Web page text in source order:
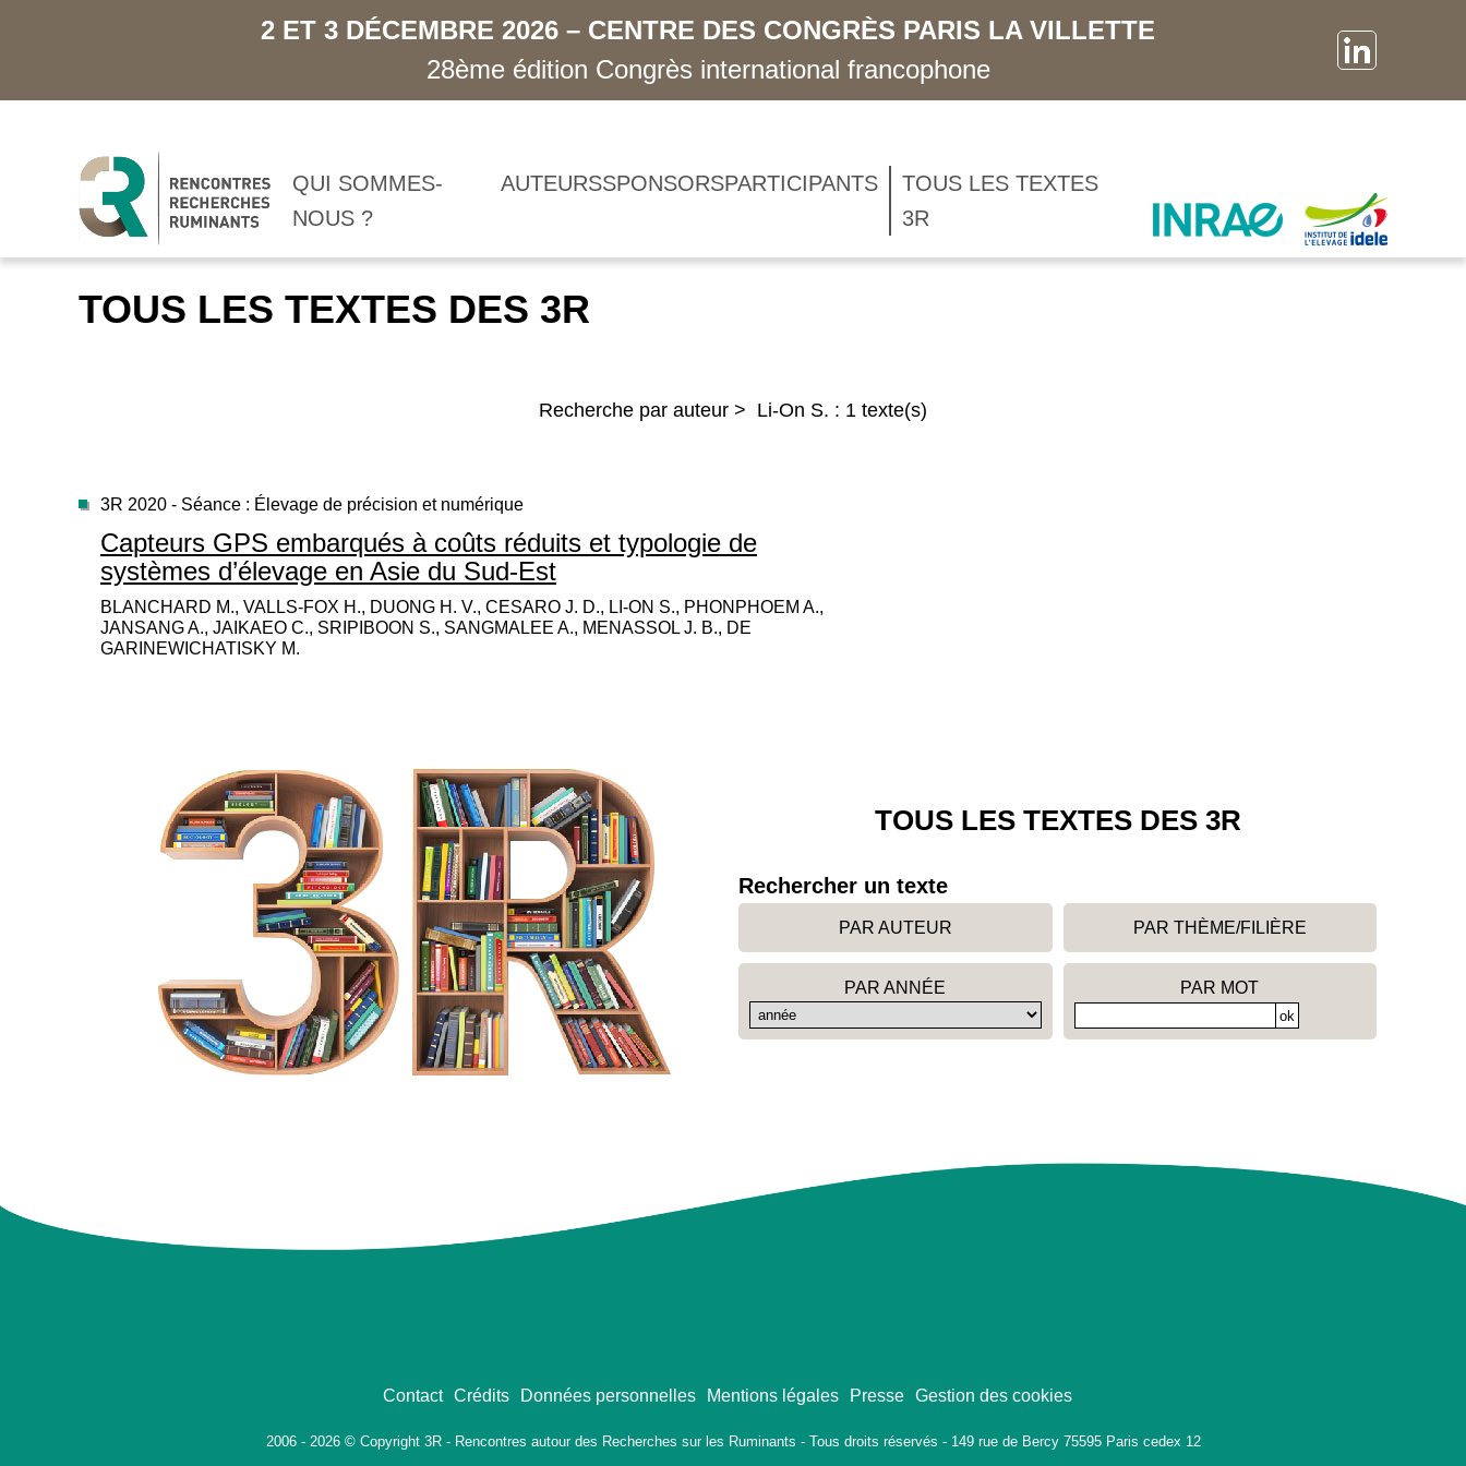
2 ET 3 DÉCEMBRE 2026 – CENTRE DES CONGRÈS PARIS LA VILLETTE
28ème édition Congrès international francophone
QUI SOMMES-
NOUS ?
AUTEURSSPONSORSPARTICIPANTS
TOUS LES TEXTES
3R
TOUS LES TEXTES DES 3R
Recherche par auteur > Li-On S. : 1 texte(s)
3R 2020 - Séance : Élevage de précision et numérique
Capteurs GPS embarqués à coûts réduits et typologie de
systèmes d’élevage en Asie du Sud-Est
BLANCHARD M., VALLS-FOX H., DUONG H. V., CESARO J. D., LI-ON S., PHONPHOEM A.,
JANSANG A., JAIKAEO C., SRIPIBOON S., SANGMALEE A., MENASSOL J. B., DE
GARINEWICHATISKY M.
TOUS LES TEXTES DES 3R
Rechercher un texte
PAR AUTEUR PAR THÈME/FILIÈRE
PAR ANNÉE PAR MOT
Contact Crédits Données personnelles Mentions légales Presse Gestion des cookies
2006 - 2026 © Copyright 3R - Rencontres autour des Recherches sur les Ruminants - Tous droits réservés - 149 rue de Bercy 75595 Paris cedex 12